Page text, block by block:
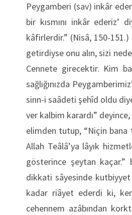
Peygamberi (sav) inkâr
bir kısmını inkâr
kâfirlerdir.” (Nisâ, 150-
getirdiyse onu alın, sizi
Cennete girecektir. Kim
sağlığınızda
sinn-i saâdeti şehîd oldu
ver kalbim karardı”
elimden tutup, “Niçin bana
Allah Teâlâ’ya lâyık
gösterince şeytan kaçar.”
dikkati sâyesinde
kadar riâyet ederdi ki,
cehennem azâbından